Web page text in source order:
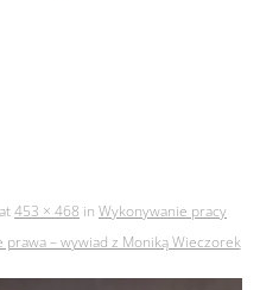
at453 × 468 in Wykonywanie pracy
– wywiad z Moniką Wieczorek